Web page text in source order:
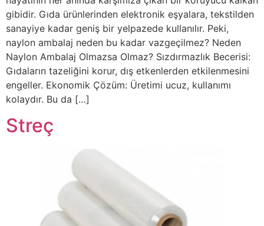
gibidir. Gıda ürünlerinden elektronik eşyalara, tekstilden
sanayiye kadar geniş bir yelpazede kullanılır. Peki,
naylon ambalaj neden bu kadar vazgeçilmez? Neden
Naylon Ambalaj Olmazsa Olmaz? Sızdırmazlık Becerisi:
Gıdaların tazeliğini korur, dış etkenlerden etkilenmesini
engeller. Ekonomik Çözüm: Üretimi ucuz, kullanımı
kolaydır. Bu da […]
Streç